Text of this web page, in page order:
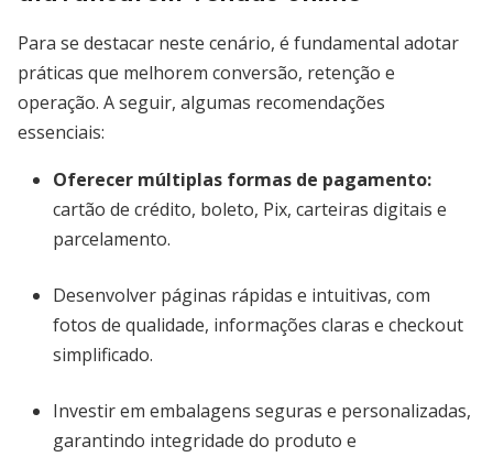
Para se destacar neste cenário, é fundamental adotar
práticas que melhorem conversão, retenção e
operação. A seguir, algumas recomendações
essenciais:
Oferecer múltiplas formas de pagamento:
cartão de crédito, boleto, Pix, carteiras digitais e
parcelamento.
Desenvolver páginas rápidas e intuitivas, com
fotos de qualidade, informações claras e checkout
simplificado.
Investir em embalagens seguras e personalizadas,
garantindo integridade do produto e